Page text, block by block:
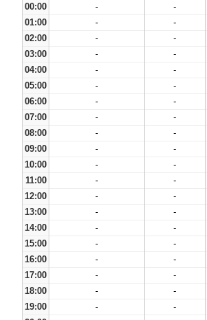
00:00
- -
01:00
- -
02:00
- -
03:00
- -
04:00
- -
05:00
- -
06:00
- -
07:00
- -
08:00
- -
09:00
- -
10:00
- -
11:00
- -
12:00
- -
13:00
- -
14:00
- -
15:00
- -
16:00
- -
17:00
- -
18:00
- -
19:00
- -